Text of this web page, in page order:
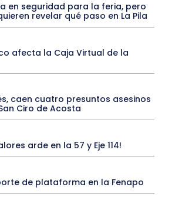
en seguridad para la feria, pero
revelar qué paso en La Pila
afecta la Caja Virtual de la
caen cuatro presuntos asesinos
Ciro de Acosta
arde en la 57 y Eje 114!
de plataforma en la Fenapo